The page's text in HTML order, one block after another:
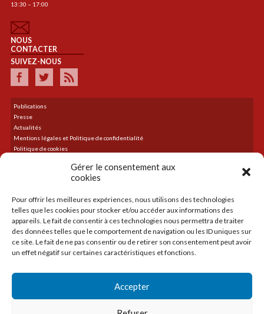
Gérer le consentement aux
cookies
Pour offrir les meilleures expériences, nous utilisons des technologies
telles que les cookies pour stocker et/ou accéder aux informations des
appareils. Le fait de consentir à ces technologies nous permettra de traiter
des données telles que le comportement de navigation ou les ID uniques sur
ce site. Le fait de ne pas consentir ou de retirer son consentement peut avoir
un effet négatif sur certaines caractéristiques et fonctions.
Accepter
13:30 – 17:00
NOUS
CONTACTER
SUIVEZ-NOUS
Publications
Presse
Actualités
Mentions légales et Politique de confidentialité
Politique de cookies
DERNIER TWEET
Le flux Twitter n’est pas disponible pour le moment.
CRÉER